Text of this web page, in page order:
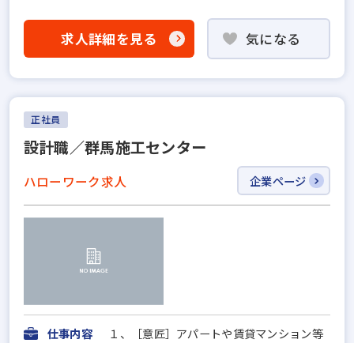
求人詳細を見る 気になる
正社員
設計職／群馬施工センター
ハローワーク求人 企業ページ
仕事内容
１、［意匠］アパートや賃貸マンション等